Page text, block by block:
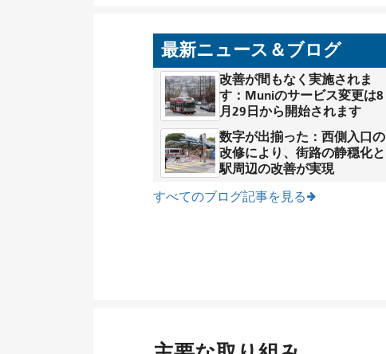
最新ニュース＆ブログ
改善が間もなく実施されま
す：Muniのサービス変更は8
月29日から開始されます
数字が出揃った：西側入口の
改修により、街路の静穏化と
駅周辺の改善が実現
すべてのブログ記事を見る